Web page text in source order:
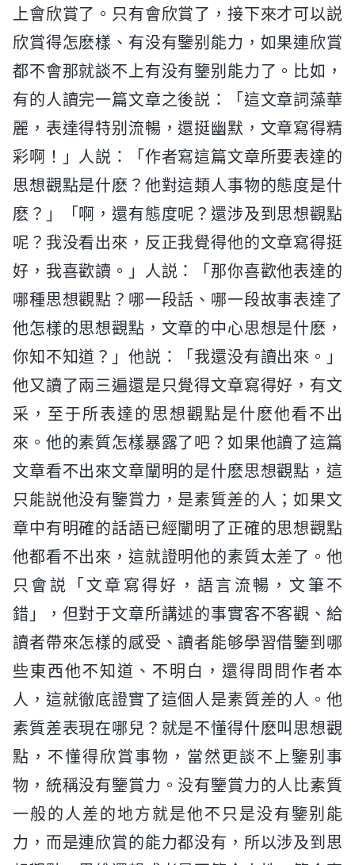
上會欣賞了。只有會欣賞了，接下來才可以説
欣賞得怎麽樣、有没有鑒别能力，如果連欣賞
都不會那就談不上有没有鑒别能力了。比如，
有的人讀完一篇文章之後説：「這文章詞藻華
麗，表達得特别流暢，還挺幽默，文章寫得精
彩啊！」人説：「作者寫這篇文章所要表達的
思想觀點是什麽？他對這類人事物的態度是什
麽？」「啊，還有態度呢？還涉及到思想觀點
呢？我没看出來，反正我覺得他的文章寫得挺
好，我喜歡讀。」人説：「那你喜歡他表達的
哪種思想觀點？哪一段話、哪一段故事表達了
他怎樣的思想觀點，文章的中心思想是什麽，
你知不知道？」他説：「我還没有讀出來。」
他又讀了兩三遍還是只覺得文章寫得好，有文
采，至于所表達的思想觀點是什麽他看不出
來。他的素質怎樣暴露了吧？如果他讀了這篇
文章看不出來文章闡明的是什麽思想觀點，這
只能説他没有鑒賞力，是素質差的人；如果文
章中有明確的話語已經闡明了正確的思想觀點
他都看不出來，這就證明他的素質太差了。他
只會説「文章寫得好，語言流暢，文筆不
錯」，但對于文章所講述的事實客不客觀、給
讀者帶來怎樣的感受、讀者能够學習借鑒到哪
些東西他不知道、不明白，還得問問作者本
人，這就徹底證實了這個人是素質差的人。他
素質差表現在哪兒？就是不懂得什麽叫思想觀
點，不懂得欣賞事物，當然更談不上鑒别事
物，統稱没有鑒賞力。没有鑒賞力的人比素質
一般的人差的地方就是他不只是没有鑒别能
力，而是連欣賞的能力都没有，所以涉及到思